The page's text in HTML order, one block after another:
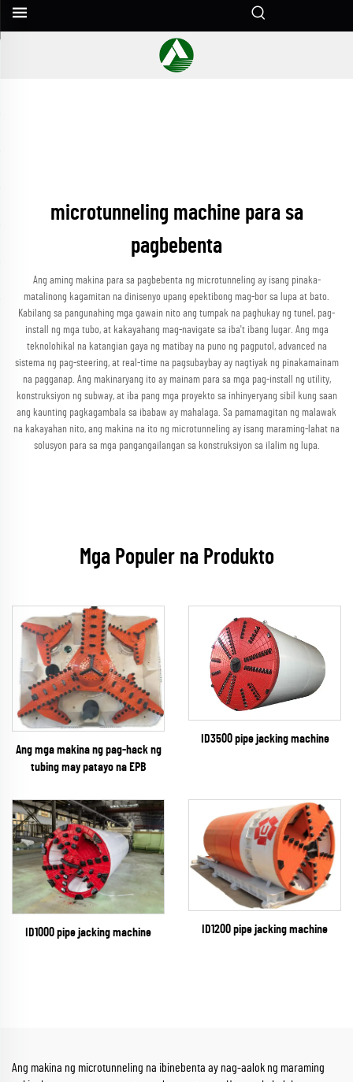
microtunneling machine para sa
pagbebenta
Ang aming makina para sa pagbebenta ng microtunneling ay isang pinaka-
matalinong kagamitan na dinisenyo upang epektibong mag-bor sa lupa at bato.
Kabilang sa pangunahing mga gawain nito ang tumpak na paghukay ng tunel, pag-
install ng mga tubo, at kakayahang mag-navigate sa iba't ibang lugar. Ang mga
teknolohikal na katangian gaya ng matibay na puno ng pagputol, advanced na
sistema ng pag-steering, at real-time na pagsubaybay ay nagtiyak ng pinakamainam
na pagganap. Ang makinaryang ito ay mainam para sa mga pag-install ng utility,
konstruksiyon ng subway, at iba pang mga proyekto sa inhinyeryang sibil kung saan
ang kaunting pagkagambala sa ibabaw ay mahalaga. Sa pamamagitan ng malawak
na kakayahan nito, ang makina na ito ng microtunneling ay isang maraming-lahat na
solusyon para sa mga pangangailangan sa konstruksiyon sa ilalim ng lupa.
Mga Populer na Produkto
Ang mga makina ng pag-hack ng
tubing may patayo na EPB
ID3500 pipe jacking machine
ID1000 pipe jacking machine ID1200 pipe jacking machine
Ang makina ng microtunneling na ibinebenta ay nag-aalok ng maraming